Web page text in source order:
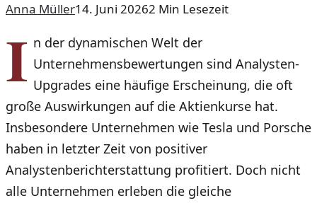
Anna Müller14. Juni 20262 Min Lesezeit
I n der dynamischen Welt der
Unternehmensbewertungen sind Analysten-
Upgrades eine häufige Erscheinung, die oft
große Auswirkungen auf die Aktienkurse hat.
Insbesondere Unternehmen wie Tesla und Porsche
haben in letzter Zeit von positiver
Analystenberichterstattung profitiert. Doch nicht
alle Unternehmen erleben die gleiche